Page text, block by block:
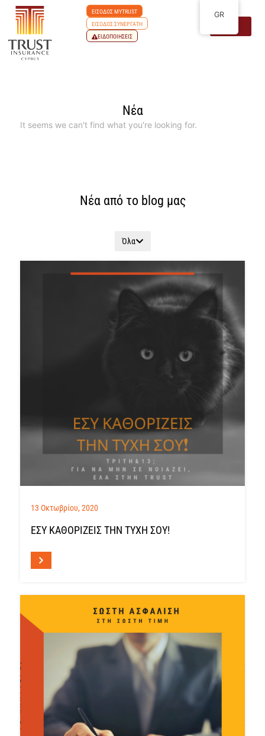
ΕΙΣΟΔΟΣ MYTRUST
ΕΙΣΟΔΟΣ ΣΥΝΕΡΓΑΤΗ
ΕΙΔΟΠΟΙΗΣΕΙΣ
Νέα
It seems we can't find what you're looking for.
Νέα από το blog μας
Όλα
13 Οκτωβρίου, 2020
ΕΣΥ ΚΑΘΟΡΙΖΕΙΣ ΤΗΝ ΤΥΧΗ ΣΟΥ!
GR